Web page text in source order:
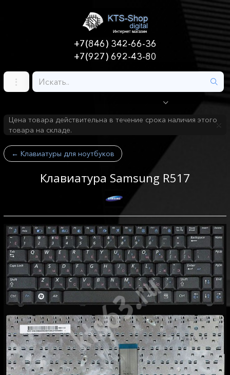
+7(846) 342-66-36
+7(927) 692-43-80
Цена товара действительна в течение срока наличия этого
товара на складе.
← Клавиатуры для ноутбуков
Клавиатура Samsung R517